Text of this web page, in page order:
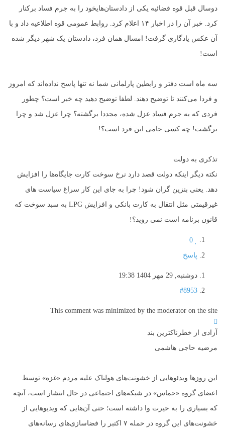
دوسال قبل قوه قضائیه یکی از دادستان‌هایخود را به جرم فساد برکنار
کرد. خبر آن را در اخبار ۱۴ اعلام کرد. روابط عمومی قوه اطلاعیه داد و با
آن عکس یادگاری گرفت! امسال همان فرد، دادستان یک شهر دیگر شده
است!
سه ماه است دفتر و رابطین پارلمانی شما نه تنها پاسخ نداده‌اند که امروز
و فردا می‌کنند تا توضیح دهند. لطفا توضیح دهید چه خبر است؟ چطور
فردی که به جرم فساد عزل شده، مجددا برگشته؟ چرا عزل شد و چرا
برگشت! چه کسی حامی این فرد است؟!
تذکری به دولت
نکته دیگر اینکه دولت قصد دارد نرخ سوخت کارت جایگاه‌ها را افزایش
دهد. یعنی بنزین گران شود! چرا به جای این کار سراغ سیاست های
غیرقیمتی مثل انتقال به کارت بانکی و افزایش LPG به سبد سوخت که
قانون برنامه است نمی روید؟!
0
پاسخ
دوشنبه, 29 مهر 1404 19:38
#8953
This comment was minimized by the moderator on the site
آزادی از خطرناکترین بند
مرضیه حاجی هاشمی
این روزها ویدئوهایی از خشونت‌های هولناک علیه مردم «غزه» توسط
اعضای گروه «حماس» در شبکه‌های اجتماعی در حال انتشار است، آنچه
که بسیاری را به حیرت وا داشته است؛ حتی آن‌هایی که ویدیوهایی از
خشونت‌های این گروه در حمله ۷ اکتبر را فضاسازی‌های رسانه‌های